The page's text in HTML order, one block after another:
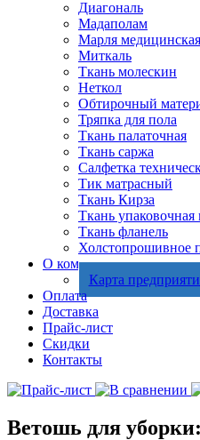
Диагональ
Мадаполам
Марля медицинская
Миткаль
Ткань молескин
Неткол
Обтирочный
Тряпка для пола
Ткань палаточная
Ткань саржа
Салфетка
Тик матрасный
Ткань Кирза
Ткань
Ткань фланель
Холстопрошивное
О компании
Карта
Оплата
Доставка
Прайс-лист
Скидки
Контакты
Ветошь для